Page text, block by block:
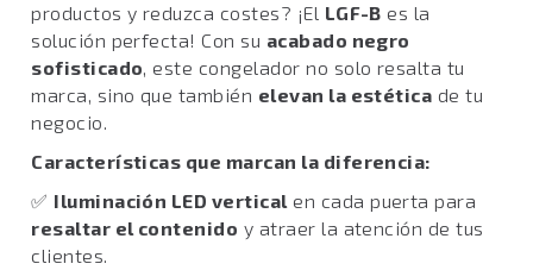
productos y reduzca costes? ¡El LGF-B es la
solución perfecta! Con su acabado negro
sofisticado, este congelador no solo resalta tu
marca, sino que también elevan la estética de tu
negocio.
Características que marcan la diferencia:
✅ Iluminación LED vertical en cada puerta para
resaltar el contenido y atraer la atención de tus
clientes.